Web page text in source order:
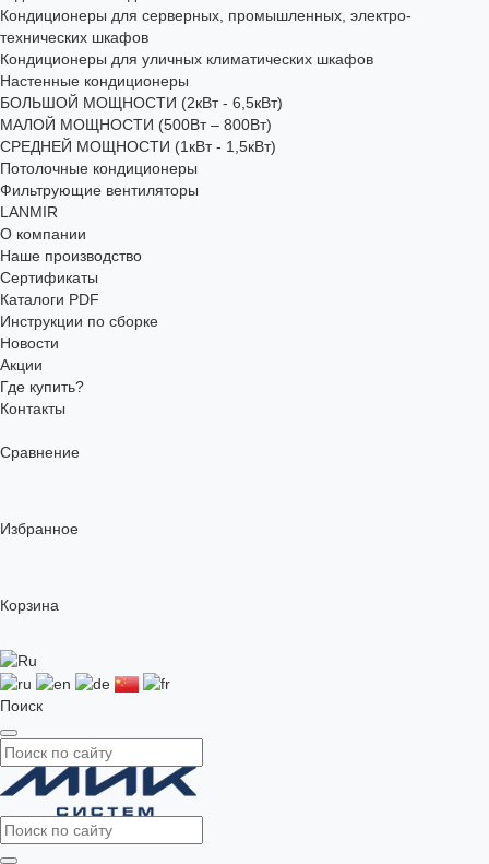
Кондиционеры для серверных, промышленных, электро-
технических шкафов
Кондиционеры для уличных климатических шкафов
Настенные кондиционеры
БОЛЬШОЙ МОЩНОСТИ (2кВт - 6,5кВт)
МАЛОЙ МОЩНОСТИ (500Вт – 800Вт)
СРЕДНЕЙ МОЩНОСТИ (1кВт - 1,5кВт)
Потолочные кондиционеры
Фильтрующие вентиляторы
LANMIR
О компании
Наше производство
Сертификаты
Каталоги PDF
Инструкции по сборке
Новости
Акции
Где купить?
Контакты
Сравнение
Избранное
Корзина
Поиск